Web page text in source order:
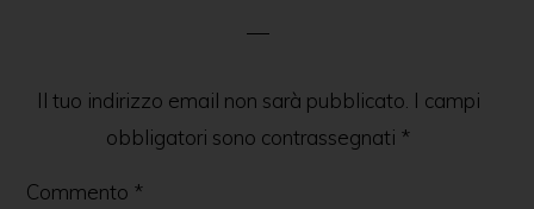
Il tuo indirizzo email non sarà pubblicato. I campi
obbligatori sono contrassegnati *
Commento *